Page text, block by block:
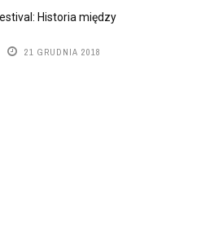
Historia między
21 GRUDNIA 2018